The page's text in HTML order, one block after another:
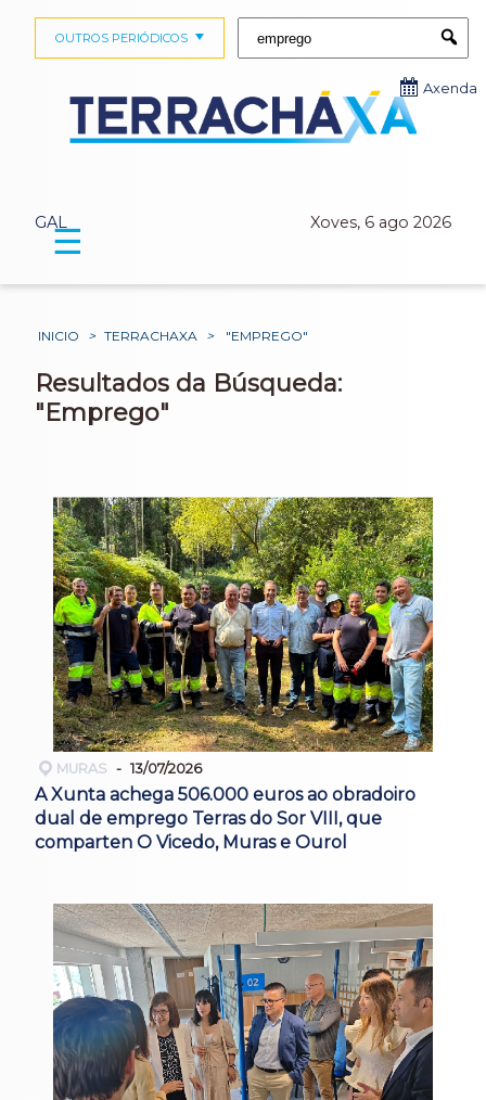
GAL Xoves, 6 ago 2026
OUTROS PERIÓDICOS
Axenda
☰
INICIO > TERRACHAXA > "EMPREGO"
Resultados da Búsqueda:
"Emprego"
MURAS 13/07/2026
A Xunta achega 506.000 euros ao obradoiro
dual de emprego Terras do Sor VIII, que
comparten O Vicedo, Muras e Ourol